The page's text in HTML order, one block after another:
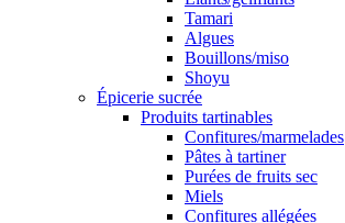
Tamari
Algues
Bouillons/miso
Shoyu
Épicerie sucrée
Produits tartinables
Confitures/marmelades
Pâtes à tartiner
Purées de fruits sec
Miels
Confitures allégées